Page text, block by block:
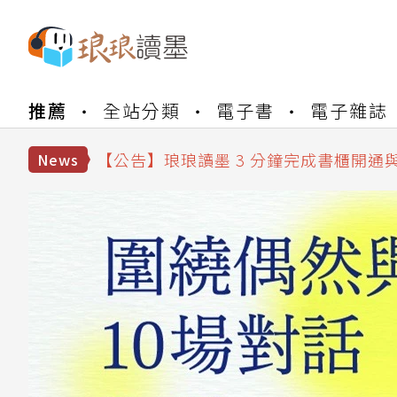
推薦 全站分類 電子書 電子雜誌
News
【公告】琅琅讀墨數位閱讀資產合併與
【公告】琅琅讀墨 3 分鐘完成書櫃開
【公告】琅琅讀墨數位閱讀資產合併與